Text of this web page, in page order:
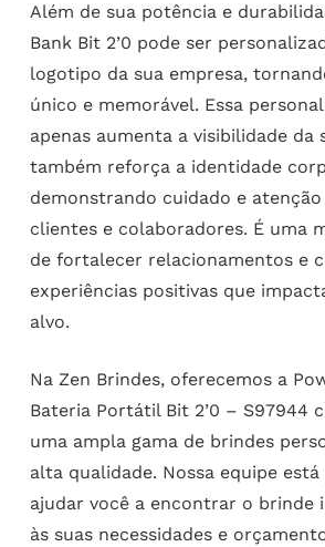
Além de sua potência e
Bank Bit 2’0 pode ser
logotipo da sua empresa,
único e memorável. Essa
apenas aumenta a visibilidade da
também reforça a identidade
demonstrando cuidado e atenção
clientes e colaboradores. É uma
de fortalecer relacionamentos e
experiências positivas que
alvo.
Na Zen Brindes, oferecemos a
Bateria Portátil Bit 2’0 – S97944
uma ampla gama de brindes
alta qualidade. Nossa equipe
ajudar você a encontrar o brinde
às suas necessidades e